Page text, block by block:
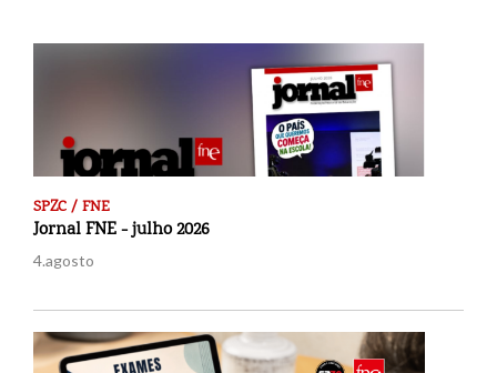
SPZC / FNE
Jornal FNE - julho 2026
4.agosto